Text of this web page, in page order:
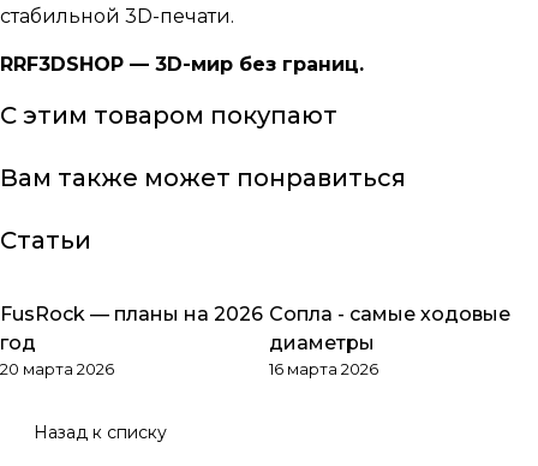
стабильной 3D-печати.
RRF3DSHOP — 3D-мир без границ.
С этим товаром покупают
Вам также может понравиться
Статьи
Обзоры товаров
FusRock — планы на 2026
год
20 марта 2026
Обзоры товаров
Сопла - самые ходовые
диаметры
16 марта 2026
Назад к списку